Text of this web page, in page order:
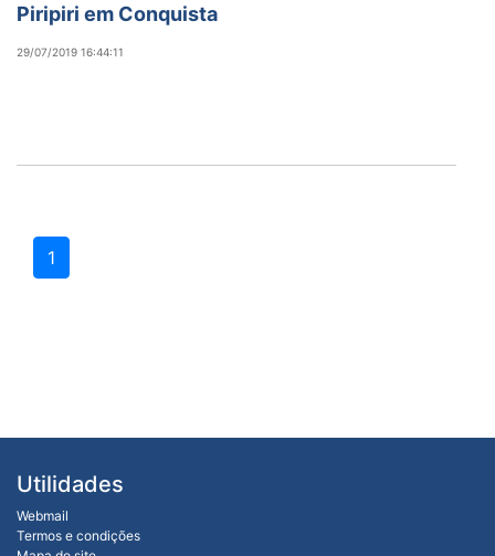
Piripiri em Conquista
29/07/2019 16:44:11
1
Utilidades
Webmail
Termos e condições